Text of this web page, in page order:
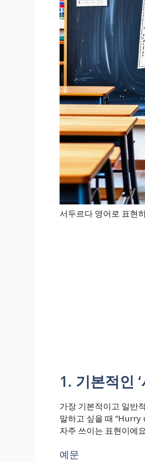
서두르다 영어로 표현
1. 기본적인
가장 기본적이고 일반
말하고 싶을 때 “Hurry
자주 쓰이는 표현이에
예문